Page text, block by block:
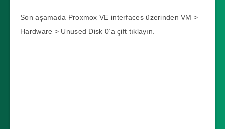
Son aşamada Proxmox VE interfaces üzerinden VM >
Hardware > Unused Disk 0’a çift tıklayın.